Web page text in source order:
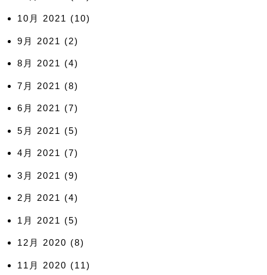
10月 2021 (10)
9月 2021 (2)
8月 2021 (4)
7月 2021 (8)
6月 2021 (7)
5月 2021 (5)
4月 2021 (7)
3月 2021 (9)
2月 2021 (4)
1月 2021 (5)
12月 2020 (8)
11月 2020 (11)